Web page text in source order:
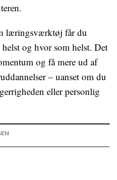
læringsværktøj får du
og hvor som helst. Det
og få mere ud af
– uanset om du
eller personlig